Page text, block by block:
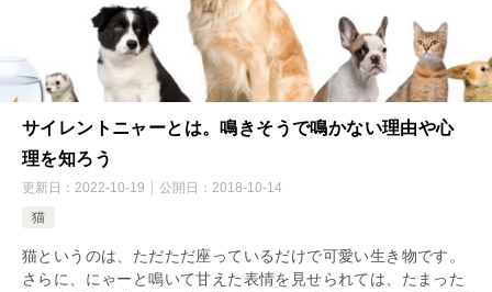
サイレントニャーとは。鳴きそうで鳴かない理由や心
理を知ろう
更新日： 2022-10-19 公開日： 2018-10-14
猫
猫というのは、ただただ座っているだけで可愛い生き物です。
さらに、にゃーと鳴いて甘えた表情を見せられては、たまった